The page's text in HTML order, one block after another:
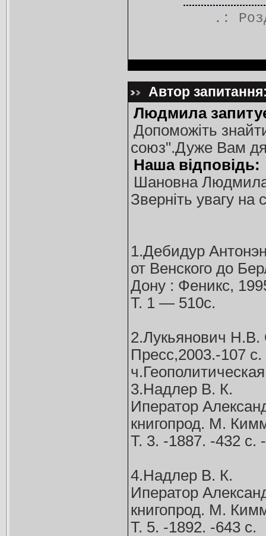
.:
Автор
Людмила
Допоможіть
союз".Дуже Вам
Наша відповідь:
Шановна
Зверніть увагу
1.Дебидур
от Венского до
Дону : Феникс,
Т. 1 — 510с.
2.Лукьянович
Пресс,2003.-107 с.
3.Надлер В. К.
Иператор
книгопрод. М.
Т. 3. -1887. -432 с.
4.Надлер В. К.
Иператор
книгопрод. М.
Т. 5. -1892. -643 с.